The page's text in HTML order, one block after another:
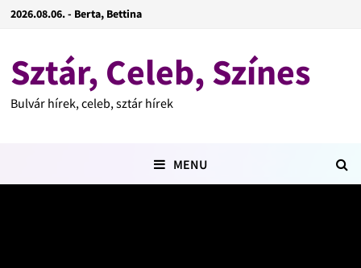
2026.08.06. - Berta, Bettina
Sztár, Celeb, Színes
Bulvár hírek, celeb, sztár hírek
MENU